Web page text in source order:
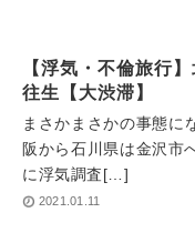
【浮気・不倫旅行
往生【大渋滞】
まさかまさかの事態に
阪から石川県は金沢市
に浮気調査[…]
2021.01.11